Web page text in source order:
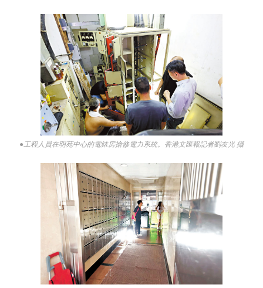
●工程人員在明苑中心的電錶房搶修電力系統。香港文匯報記者劉友光 攝